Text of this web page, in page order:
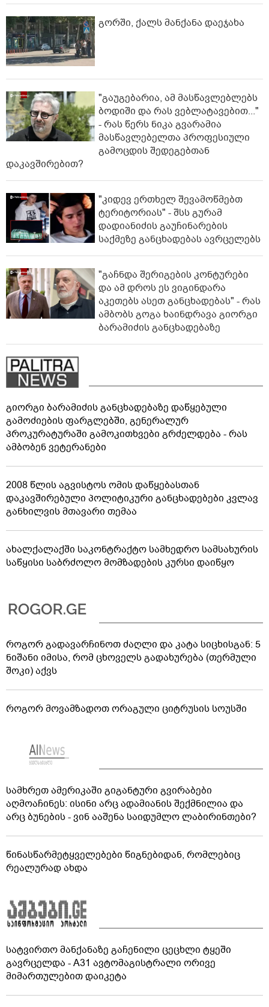
გორში, ქალს მანქანა დაეჯახა
"გაუგებარია, ამ მასწავლებლებს
ბოდიში და რას ვებლატავებით..."
- რას წერს ნიკა გვარამია
მასწავლებელთა პროფესიული
გამოცდის შედეგებთან
დაკავშირებით?
"კიდევ ერთხელ შევამოწმებთ
ტერიტორიას" - შსს გურამ
დადიანიძის გაუჩინარების
საქმეზე განცხადებას ავრცელებს
"გაჩნდა შერიგების კონტურები
და ამ დროს ეს ვიგინდარა
აკეთებს ასეთ განცხადებას" - რას
ამბობს გოგა ხაინდრავა გიორგი
ბარამიძის განცხადებაზე
გიორგი ბარამიძის განცხადებაზე დაწყებული
გამოძიების ფარგლებში, გენერალურ
პროკურატურაში გამოკითხვები გრძელდება - რას
ამბობენ ვეტერანები
2008 წლის აგვისტოს ომის დაწყებასთან
დაკავშირებული პოლიტიკური განცხადებები კვლავ
განხილვის მთავარი თემაა
ახალქალაქში საკონტრაქტო სამხედრო სამსახურის
საწყისი საბრძოლო მომზადების კურსი დაიწყო
როგორ გადავარჩინოთ ძაღლი და კატა სიცხისგან: 5
ნიშანი იმისა, რომ ცხოველს გადახურება (თერმული
შოკი) აქვს
როგორ მოვამზადოთ ორაგული ციტრუსის სოუსში
სამხრეთ ამერიკაში გიგანტური გვირაბები
აღმოაჩინეს: ისინი არც ადამიანის შექმნილია და
არც ბუნების - ვინ ააშენა საიდუმლო ლაბირინთები?
წინასწარმეტყველებები წიგნებიდან, რომლებიც
რეალურად ახდა
სატვირთო მანქანაზე გაჩენილი ცეცხლი ტყეში
გავრცელდა - A31 ავტომაგისტრალი ორივე
მიმართულებით დაიკეტა